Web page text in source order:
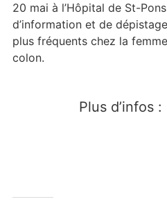
20 mai à l’Hôpital de St-
d’information et de
plus fréquents chez la
colon.
Plus d’infos :